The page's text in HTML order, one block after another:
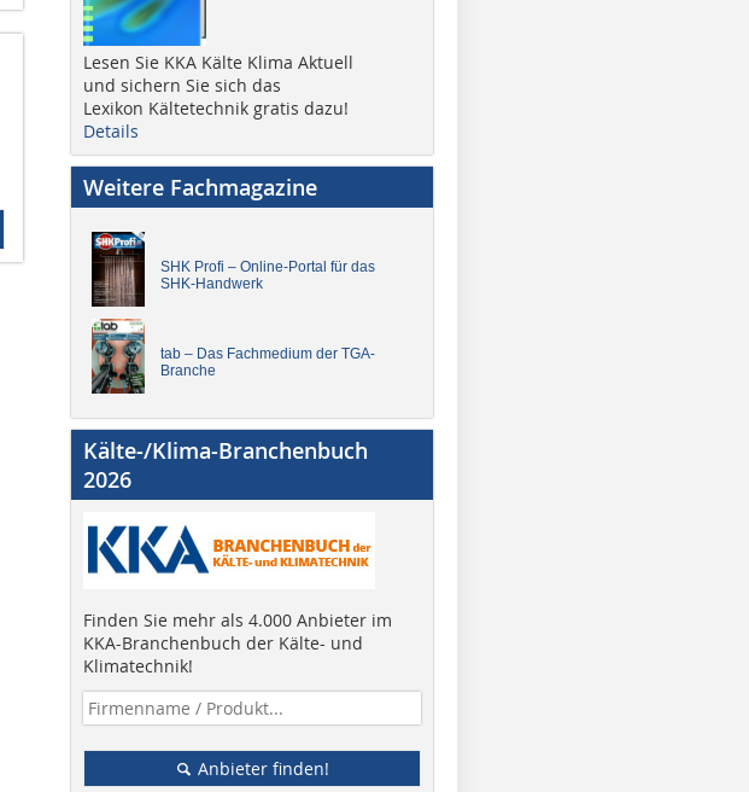
Lesen Sie KKA Kälte Klima Aktuell
und sichern Sie sich das
Lexikon Kältetechnik gratis dazu!
Details
Weitere Fachmagazine
SHK Profi – Online-Portal für das
SHK-Handwerk
tab – Das Fachmedium der TGA-
Branche
Kälte-/Klima-Branchenbuch
2026
Finden Sie mehr als 4.000 Anbieter im
KKA-Branchenbuch der Kälte- und
Klimatechnik!
Anbieter finden!